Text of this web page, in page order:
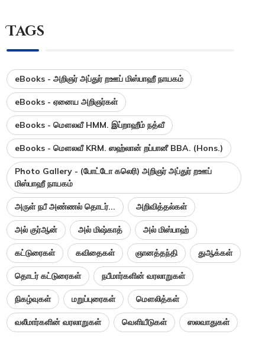
Tags
eBooks - அறிஞர் அப்துர் றஊப் மிஸ்பாஹீ நாயகம்
eBooks - ஏனைய அறிஞர்கள்
eBooks - மௌலவீ HMM. இப்றாஹீம் நத்வீ
eBooks - மௌலவீ KRM. ஸஹ்லான் றப்பானீ BBA. (Hons.)
Photo Gallery - (போட்டோ கலெரி) அறிஞர் அப்துர் றஊப்
மிஸ்பாஹீ நாயகம்
அருள் நபீ அண்ணல் தொடர்... அறிவித்தல்கள்
அல் குர்ஆன் அல் மிஷ்காத் அல் மிஸ்பாஹ்
கட்டுரைகள் கவிதைகள் ஞானத்தந்தி துஆக்கள்
தொடர் கட்டுரைகள் நபீமார்களின் வரலாறுகள்
நிகழ்வுகள் மறுப்புரைகள் மௌலித்கள்
வலீமார்களின் வரலாறுகள் வெளியீடுகள் ஸலவாதுகள்